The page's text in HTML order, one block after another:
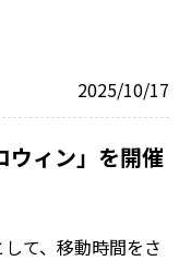
2025/10/17
ウィン」を開催
て、移動時間をさ